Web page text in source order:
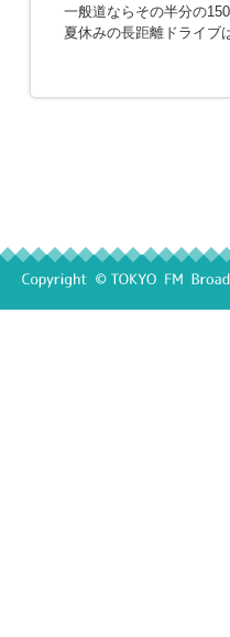
一般道ならその半分の
夏休みの長距離ドライブ